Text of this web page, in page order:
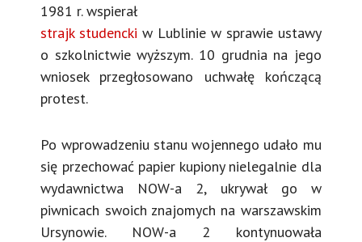
1981 r. wspierał
strajk studencki w Lublinie w sprawie ustawy
o szkolnictwie wyższym. 10 grudnia na jego
wniosek przegłosowano uchwałę kończącą
protest.
Po wprowadzeniu stanu wojennego udało mu
się przechować papier kupiony nielegalnie dla
wydawnictwa NOW-a 2, ukrywał go w
piwnicach swoich znajomych na warszawskim
Ursynowie. NOW-a 2 kontynuowała